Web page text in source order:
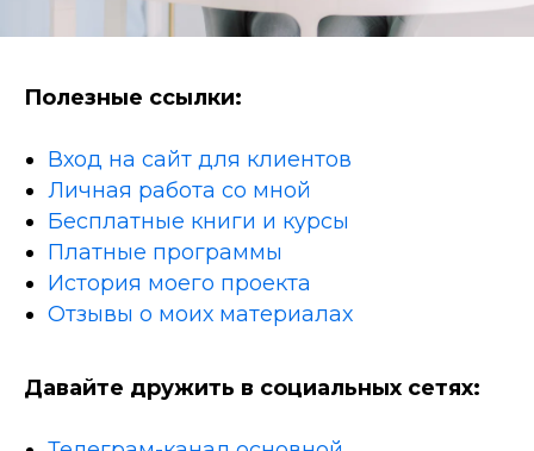
Полезные ссылки:
Вход на сайт для клиентов
Личная работа со мной
Бесплатные книги и курсы
Платные программы
История моего проекта
Отзывы о моих материалах
Давайте дружить в социальных сетях: